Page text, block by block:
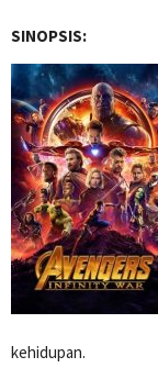
SINOPSIS:
kehidupan.